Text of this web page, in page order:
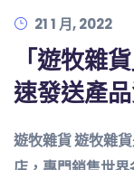
21 1 月, 2022
「遊牧雜
速發送產
遊牧雜貨 遊牧雜